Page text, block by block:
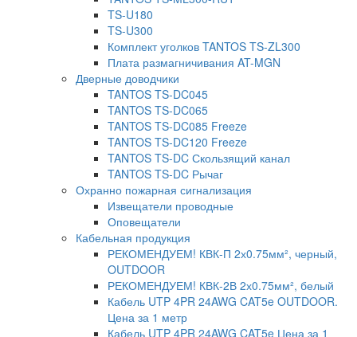
TS-U180
TS-U300
Комплект уголков TANTOS TS-ZL300
Плата размагничивания AT-MGN
Дверные доводчики
TANTOS TS-DC045
TANTOS TS-DC065
TANTOS TS-DC085 Freeze
TANTOS TS-DC120 Freeze
TANTOS TS-DC Скользящий канал
TANTOS TS-DC Рычаг
Охранно пожарная сигнализация
Извещатели проводные
Оповещатели
Кабельная продукция
РЕКОМЕНДУЕМ! КВК-П 2х0.75мм², черный,
OUTDOOR
РЕКОМЕНДУЕМ! КВК-2В 2х0.75мм², белый
Кабель UTP 4PR 24AWG CAT5e OUTDOOR.
Цена за 1 метр
Кабель UTP 4PR 24AWG CAT5e Цена за 1